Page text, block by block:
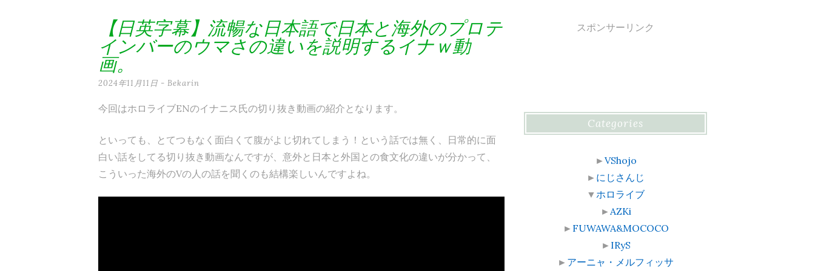
ン
ツ
へ
キ
ッ
プ
【日英字幕】流暢な日本語で日本と海外のプロテ
インバーのウマさの違いを説明するイナｗ動
画。
2024年11月11日 - Bekarin
今回はホロライブENのイナニス氏の切り抜き動画の紹介となります。
といっても、とてつもなく面白くて腹がよじ切れてしまう！という話では無く、日常的に面
白い話をしてる切り抜き動画なんですが、意外と日本と外国との食文化の違いが分かって、
こういった海外のVの人の話を聞くのも結構楽しいんですよね。
スポンサーリンク
Categories
►VShojo
► にじさんじ
▼ ホロライブ
► AZKi
► FUWAWA&MOCOCO
► IRyS
► アーニャ・メルフィッサ